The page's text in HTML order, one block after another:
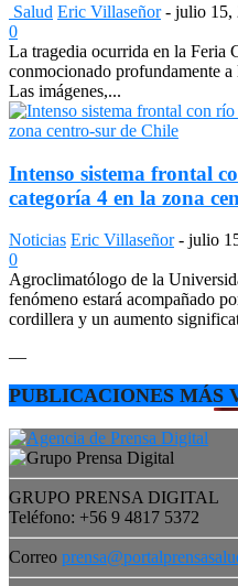
Salud Eric Villaseñor - julio 15,
0
La tragedia ocurrida en la Feria
conmocionado profundamente
Las imágenes,...
Intenso sistema frontal
categoría 4 en la zona
Noticias Eric Villaseñor - julio
0
Agroclimatólogo de la
fenómeno estará acompañado
cordillera y un aumento
—
PUBLICACIONES MÁS
GRUPO PRENSA DIGITAL
Teléfono: +56 9 4817 5372
Correo